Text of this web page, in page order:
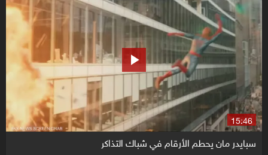
15:46
سبايدر مان يحطم الأرقام في شباك التذاكر